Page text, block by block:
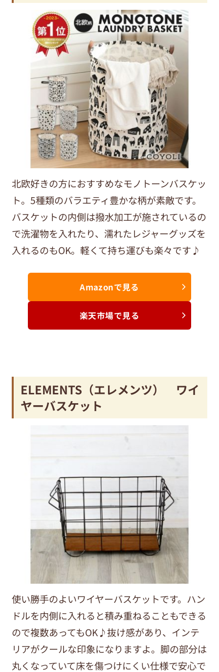
北欧好きの方におすすめなモノトーンバスケッ
ト。5種類のバラエティ豊かな柄が素敵です。
バスケットの内側は撥水加工が施されているの
で洗濯物を入れたり、濡れたレジャーグッズを
入れるのもOK。軽くて持ち運びも楽々です♪
Amazonで見る
楽天市場で見る
ELEMENTS（エレメンツ） ワイ
ヤーバスケット
使い勝手のよいワイヤーバスケットです。ハン
ドルを内側に入れると積み重ねることもできる
ので複数あってもOK♪抜け感があり、インテ
リアがクールな印象になりますよ。脚の部分は
丸くなっていて床を傷つけにくい仕様で安心で